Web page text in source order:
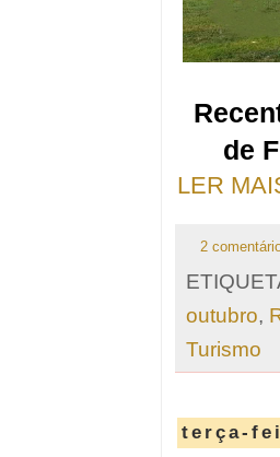
de
LER
2
outubro,
Turismo
terça-